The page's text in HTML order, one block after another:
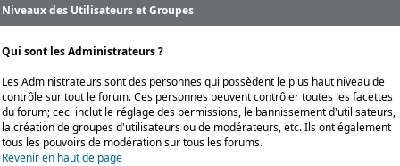
Niveaux des Utilisateurs et Groupes
Qui sont les Administrateurs ?
Les Administrateurs sont des personnes qui possèdent le plus haut niveau de
contrôle sur tout le forum. Ces personnes peuvent contrôler toutes les facettes
du forum; ceci inclut le réglage des permissions, le bannissement d'utilisateurs,
la création de groupes d'utilisateurs ou de modérateurs, etc. Ils ont également
tous les pouvoirs de modération sur tous les forums.
Revenir en haut de page